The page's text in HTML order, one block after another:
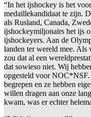
“In het ijshockey is het
medaillekandidaat te zijn.
als Rusland, Canada,
ijshockeymiljonairs het ijs
ijshockeyers. Aan de
landen ter wereld mee. Als
zou dat al een
dat sowieso niet. Wij
opgesteld voor NOC*NSF.
begrepen en ze hebben
willen dragen aan onze
kwam, was er echter